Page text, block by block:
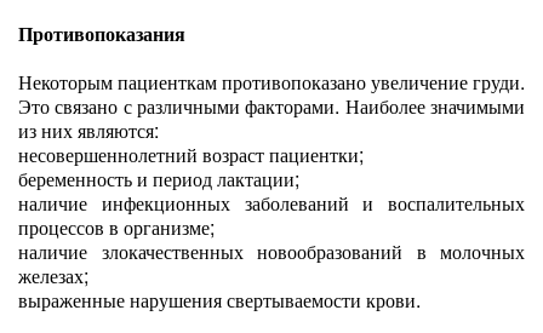
Противопоказания
Некоторым пациенткам противопоказано увеличение груди.
Это связано с различными факторами. Наиболее значимыми
из них являются:
несовершеннолетний возраст пациентки;
беременность и период лактации;
наличие инфекционных заболеваний и воспалительных
процессов в организме;
наличие злокачественных новообразований в молочных
железах;
выраженные нарушения свертываемости крови.